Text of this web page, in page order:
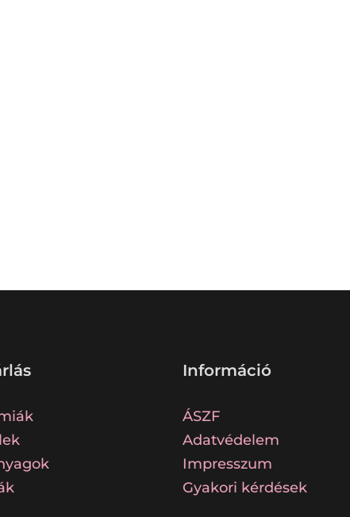
Információ
ÁSZF
Adatvédelem
Impresszum
Gyakori kérdések